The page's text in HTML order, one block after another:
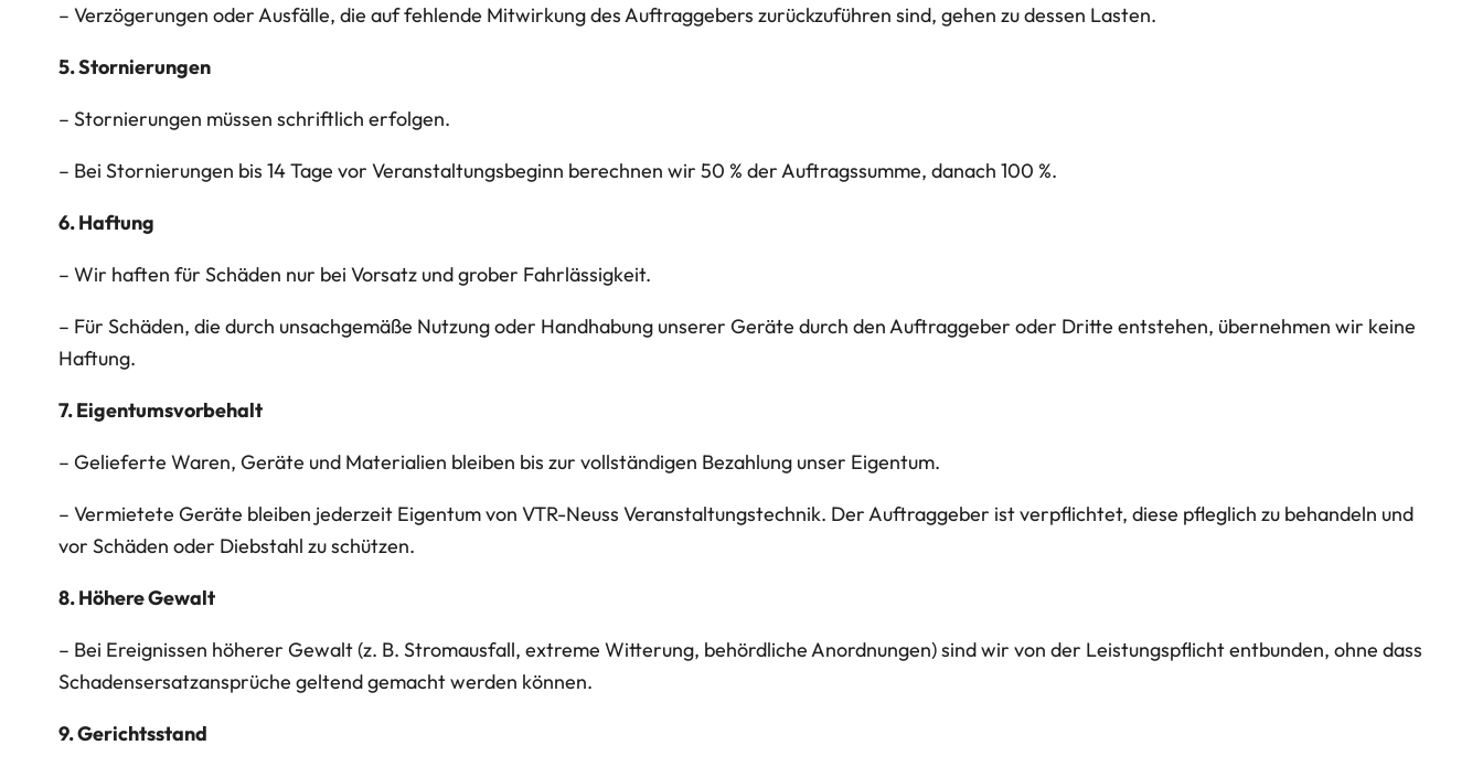
– Verzögerungen oder Ausfälle, die auf fehlende Mitwirkung des Auftraggebers zurückzuführen sind, gehen zu dessen Lasten.
5. Stornierungen
– Stornierungen müssen schriftlich erfolgen.
– Bei Stornierungen bis 14 Tage vor Veranstaltungsbeginn berechnen wir 50 % der Auftragssumme, danach 100 %.
6. Haftung
– Wir haften für Schäden nur bei Vorsatz und grober Fahrlässigkeit.
– Für Schäden, die durch unsachgemäße Nutzung oder Handhabung unserer Geräte durch den Auftraggeber oder Dritte entstehen, übernehmen wir keine
Haftung.
7. Eigentumsvorbehalt
– Gelieferte Waren, Geräte und Materialien bleiben bis zur vollständigen Bezahlung unser Eigentum.
– Vermietete Geräte bleiben jederzeit Eigentum von VTR-Neuss Veranstaltungstechnik. Der Auftraggeber ist verpflichtet, diese pfleglich zu behandeln und
vor Schäden oder Diebstahl zu schützen.
8. Höhere Gewalt
– Bei Ereignissen höherer Gewalt (z. B. Stromausfall, extreme Witterung, behördliche Anordnungen) sind wir von der Leistungspflicht entbunden, ohne dass
Schadensersatzansprüche geltend gemacht werden können.
9. Gerichtsstand